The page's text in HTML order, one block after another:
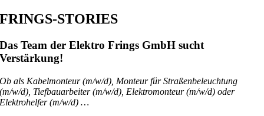
FRINGS-STORIES
Das Team der Elektro Frings GmbH sucht
Verstärkung!
Ob als Kabelmonteur (m/w/d), Monteur für Straßenbeleuchtung
(m/w/d), Tiefbauarbeiter (m/w/d), Elektromonteur (m/w/d) oder
Elektrohelfer (m/w/d) …